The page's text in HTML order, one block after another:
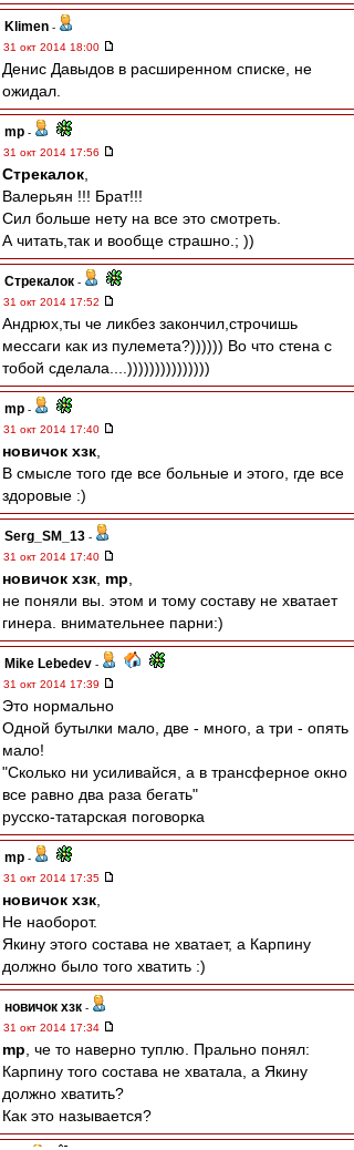
Klimen -
31 окт 2014 18:00
Денис Давыдов в расширенном списке, не
ожидал.
mp -
31 окт 2014 17:56
Стрекалок
Валерьян !!! Брат!!!
Сил больше нету на все это смотреть.
А читать,так и вообще страшно.; ))
Стрекалок -
31 окт 2014 17:52
Андрюх,ты че ликбез закончил,строчишь
мессаги как из пулемета?)))))) Во что стена с
тобой сделала....)))))))))))))))
mp -
31 окт 2014 17:40
новичок хзк
В смысле того где все больные и этого, где все
здоровые :)
Serg_SM_13 -
31 окт 2014 17:40
новичок хзк mp
не поняли вы. этом и тому составу не хватает
гинера. внимательнее парни:)
Mike Lebedev -
31 окт 2014 17:39
Это нормально
Одной бутылки мало, две - много, а три - опять
мало!
"Сколько ни усиливайся, а в трансферное окно
все равно два раза бегать"
русско-татарская поговорка
mp -
31 окт 2014 17:35
новичок хзк
Не наоборот.
Якину этого состава не хватает, а Карпину
должно было того хватить :)
новичок хзк -
31 окт 2014 17:34
mp , че то наверно туплю. Прально понял:
Карпину того состава не хватала, а Якину
должно хватить?
Как это называется?